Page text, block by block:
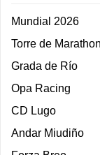
Mundial 2026
Torre de Marathon
Grada de Río
Opa Racing
CD Lugo
Andar Miudiño